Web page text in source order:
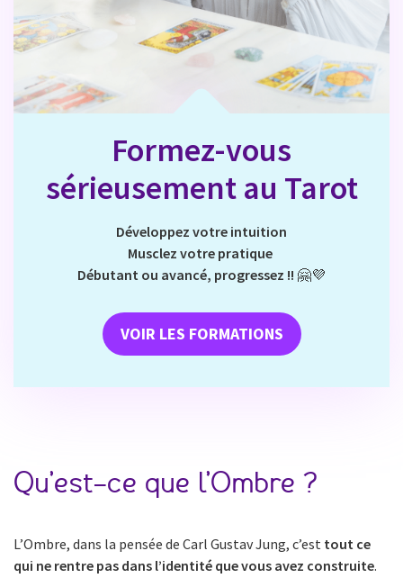
Formez-vous
sérieusement au Tarot
Développez votre intuition
Musclez votre pratique
Débutant ou avancé, progressez !! 🤗💜
VOIR LES FORMATIONS
Qu’est-ce que l’Ombre ?
L’Ombre, dans la pensée de Carl Gustav Jung, c’est tout ce
qui ne rentre pas dans l’identité que vous avez construite.